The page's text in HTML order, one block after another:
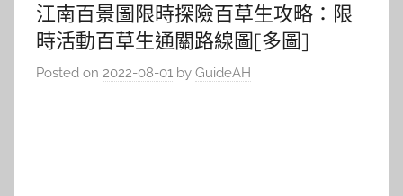
江南百景圖限時探險百草生攻略：限
時活動百草生通關路線圖[多圖]
Posted on 2022-08-01 by GuideAH